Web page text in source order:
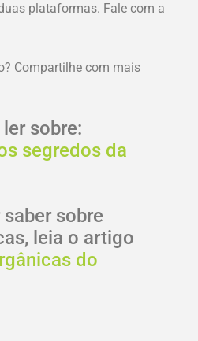
plataformas. Fale com a
Compartilhe com mais
sobre:
segredos da
sobre
leia o artigo
do